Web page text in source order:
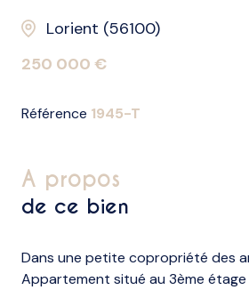
Lorient (56100)
250 000 €
Référence 1945-T
a propos
de ce bien
Dans une petite copropriété des
Appartement situé au 3ème